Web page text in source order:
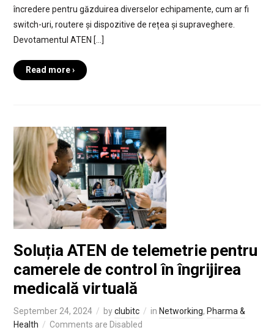
încredere pentru găzduirea diverselor echipamente, cum ar fi
switch-uri, routere și dispozitive de rețea și supraveghere.
Devotamentul ATEN […]
Read more ›
Soluția ATEN de telemetrie pentru
camerele de control în îngrijirea
medicală virtuală
September 24, 2024 byclubitc in Networking, Pharma &
Health
Comments are Disabled